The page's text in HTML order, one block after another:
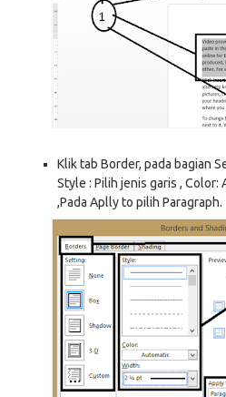
Klik tab Border, pada bagian
Style : Pilih jenis garis ,
,Pada Aplly to pilih Paragraph.